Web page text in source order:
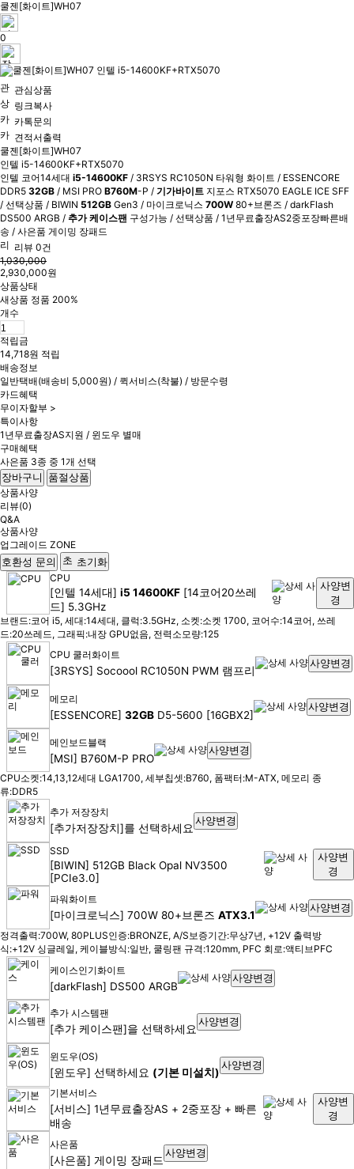
쿨젠[화이트]WH07
0
관심상품
링크복사
카톡문의
견적서출력
쿨젠[화이트]WH07
인텔 i5-14600KF+RTX5070
인텔 코어14세대 i5-14600KF / 3RSYS RC1050N 타워형 화이트 / ESSENCORE
DDR5 32GB / MSI PRO B760M-P / 기가바이트 지포스 RTX5070 EAGLE ICE SFF
/ 선택상품 / BIWIN 512GB Gen3 / 마이크로닉스 700W 80+브론즈 / darkFlash
DS500 ARGB / 추가 케이스팬 구성가능 / 선택상품 / 1년무료출장AS2중포장빠른배
송 / 사은품 게이밍 장패드
리뷰 0건
1,030,000
2,930,000원
상품상태
새상품 정품 200%
개수
적립금
14,718원 적립
배송정보
일반택배(배송비 5,000원) / 퀵서비스(착불) / 방문수령
카드혜택
무이자할부 >
특이사항
1년무료출장AS지원 / 윈도우 별매
구매혜택
사은품 3종 중 1개 선택
장바구니
품절상품
상품사양
리뷰(0)
Q&A
상품사양
업그레이드 ZONE
호환성 문의
초기화
CPU
[인텔 14세대] i5 14600KF [14코어20쓰레
드] 5.3GHz
사양변
경
브랜드:코어 i5, 세대:14세대, 클럭:3.5GHz, 소켓:소켓 1700, 코어수:14코어, 쓰레
드:20쓰레드, 그래픽:내장 GPU없음, 전력소모량:125
CPU 쿨러화이트
[3RSYS] Socoool RC1050N PWM 램프리
사양변경
메모리
[ESSENCORE] 32GB D5-5600 [16GBX2]
사양변경
메인보드 블랙
[MSI] B760M-P PRO
사양변경
CPU소켓:14,13,12세대 LGA1700, 세부칩셋:B760, 폼팩터:M-ATX, 메모리 종
류:DDR5
추가 저장장치
[추가저장장치]를 선택하세요
사양변경
SSD
[BIWIN] 512GB Black Opal NV3500
[PCIe3.0]
사양변
경
파워화이트
[마이크로닉스] 700W 80+브론즈 ATX3.1
사양변경
정격출력:700W, 80PLUS인증:BRONZE, A/S보증기간:무상7년, +12V 출력방
식:+12V 싱글레일, 케이블방식:일반, 쿨링팬 규격:120mm, PFC 회로:액티브PFC
케이스인기화이트
[darkFlash] DS500 ARGB
사양변경
추가 시스템팬
[추가 케이스팬]을 선택하세요
사양변경
윈도우(OS)
[윈도우] 선택하세요 (기본 미설치)
사양변경
기본서비스
[서비스] 1년무료출장AS + 2중포장 + 빠른
배송
사양변
경
사은품
[사은품] 게이밍 장패드
사양변경